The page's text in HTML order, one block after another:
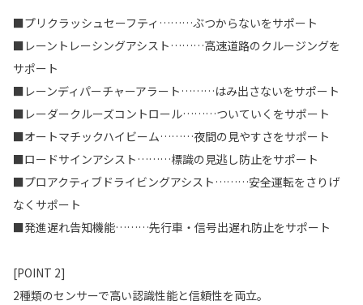
■プリクラッシュセーフティ………ぶつからないをサポート
■レーントレーシングアシスト………高速道路のクルージングを
サポート
■レーンディパーチャーアラート………はみ出さないをサポート
■レーダークルーズコントロール………ついていくをサポート
■オートマチックハイビーム………夜間の見やすさをサポート
■ロードサインアシスト………標識の見逃し防止をサポート
■プロアクティブドライビングアシスト………安全運転をさりげ
なくサポート
■発進遅れ告知機能………先行車・信号出遅れ防止をサポート
[POINT 2]
2種類のセンサーで高い認識性能と信頼性を両立。